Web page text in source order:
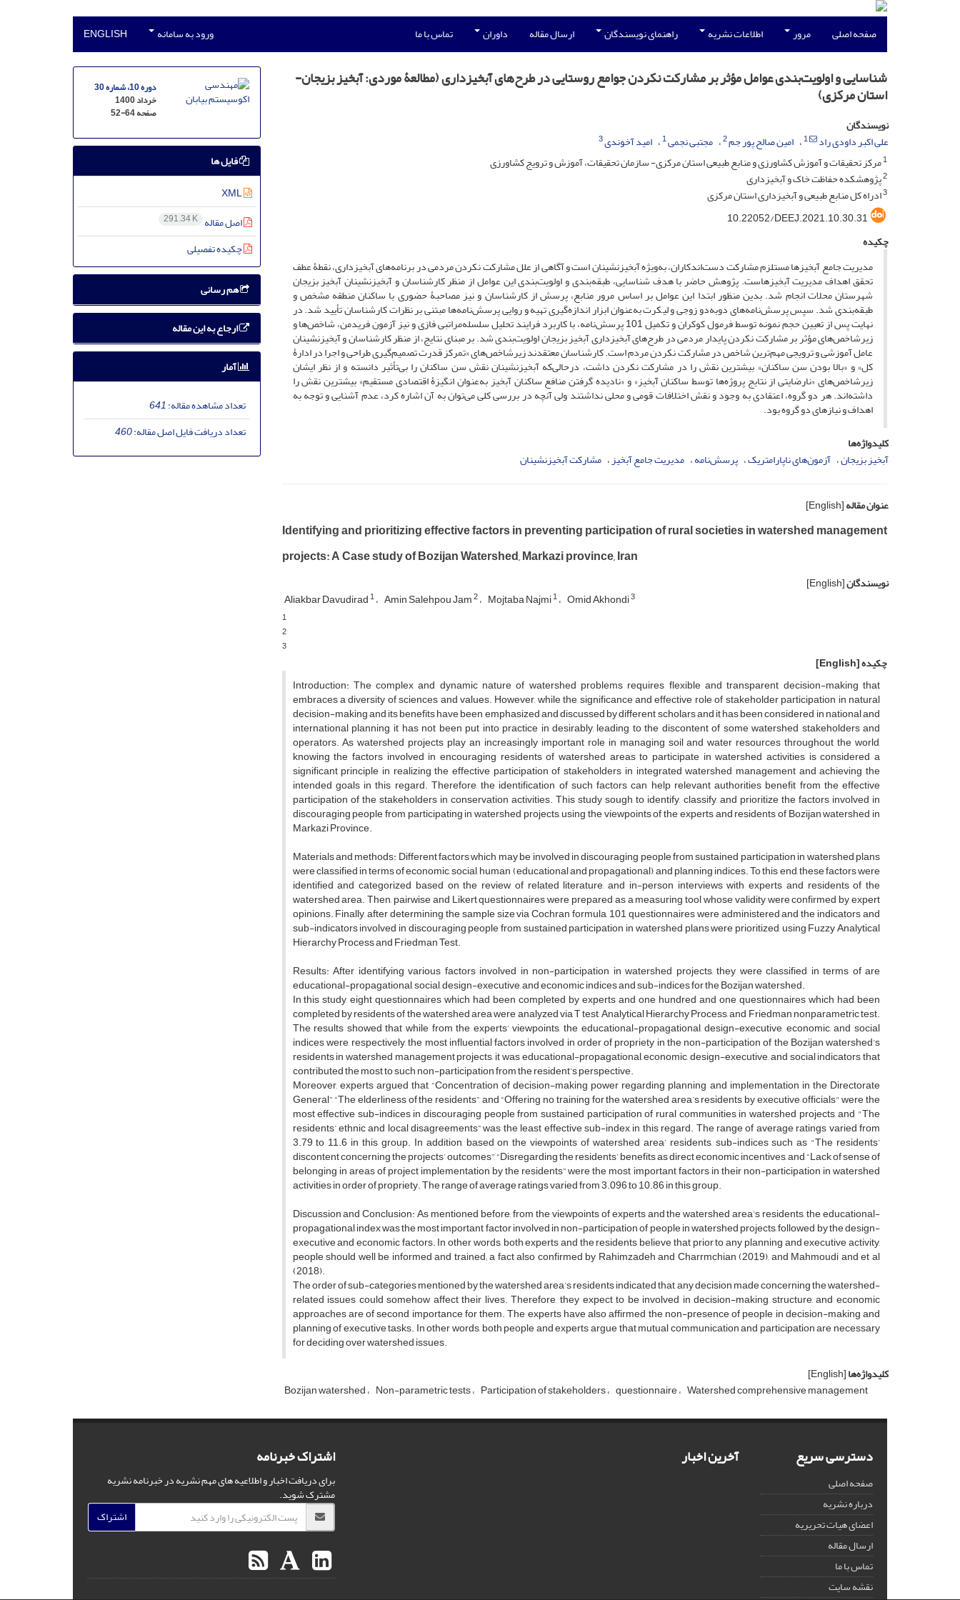
صفحه اصلی مرور اطلاعات نشریه راهنمای نویسندگان ارسال مقاله داوران تماس با ما ورود به سامانه ENGLISH
شناسایی و اولویت‌بندی عوامل مؤثر بر مشارکت نکردن جوامع روستایی در طرح‌های آبخیزداری (مطالعۀ موردی: آبخیز بزیجان-
استان مرکزی)
نویسندگان
علی اکبر داودی راد
1 امین صالح پور جم2 مجتبی نجمی1 امید آخوندی3
1مرکز تحقیقات و آموزش کشاورزی و منابع طبیعی استان مرکزی- سازمان تحقیقات، آموزش و ترویج کشاورزی
2پژوهشکده حفاظت خاک و آبخیزداری
3ادراه کل منابع طبیعی و آبخیزداری استان مرکزی
10.22052/DEEJ.2021.10.30.31
چکیده
مدیریت جامع آبخیزها مستلزم مشارکت دست‌اندکاران، به‌ویژه آبخیزنشینان است و آگاهی از علل مشارکت نکردن مردمی در برنامه‌های آبخیزداری، نقطۀ عطف
تحقق اهداف مدیریت آبخیزهاست. پژوهش حاضر با هدف شناسایی، طبقه‌بندی و اولویت‌بندی این عوامل از منظر کارشناسان و آبخیزنشینان آبخیز بزیجان
شهرستان محلات انجام شد. بدین ‌منظور ابتدا این عوامل بر اساس مرور منابع، پرسش از کارشناسان و نیز مصاحبۀ حضوری با ساکنان منطقه مشخص و
طبقه‌بندی شد. سپس پرسش‌نامه‌های دوبه‌دو زوجی و لیکرت به‌عنوان ابزار اندازه‌گیری تهیه و روایی پرسش‌نامه‌ها مبتنی بر نظرات کارشناسان تأیید شد. در
نهایت پس از تعیین حجم نمونه توسط فرمول کوکران و تکمیل 101 پرسش‌نامه‌، با کاربرد فرایند تحلیل سلسله‌مراتبی فازی و نیز آزمون فریدمن، شاخص‌ها و
زیرشاخص‌های مؤثر بر مشارکت نکردن پایدار مردمی در طرح‌های آبخیزداری آبخیز بزیجان اولویت‌بندی شد. بر مبنای نتایج، از منظر کارشناسان و آبخیزنشینان
عامل آموزشی و ترویجی مهم‌ترین شاخص در مشارکت نکردن مردم است. کارشناسان معتقدند زیرشاخص‌های «تمرکز قدرت تصمیم‌گیری طراحی و اجرا در ادارۀ
‌کل» و «بالا بودن سن ساکنان» بیشترین نقش را در مشارکت نکردن داشت، درحالی‌که آبخیزنشینان نقش سن ساکنان را بی‌تأثیر دانسته و از نظر ایشان
زیرشاخص‌های «نارضایتی از نتایج پروژه‌ها توسط ساکنان آبخیز» و «نادیده گرفتن منافع ساکنان آبخیز به‌عنوان انگیزۀ اقتصادی مستقیم» بیشترین نقش را
داشته‌اند. هر دو گروه، اعتقادی به وجود و نقش اختلافات قومی و محلی نداشتند ولی آنچه در بررسی کلی می‌توان به آن اشاره کرد، عدم آشنایی و توجه به
اهداف و نیازهای دو گروه بود.
کلیدواژه‌ها
آبخیز بزیجان آزمون‌های ناپارامتریک پرسش‌نامه مدیریت جامع آبخیز مشارکت آبخیزنشینان
عنوان مقاله[English]
Identifying and prioritizing effective factors in preventing participation of rural societies in watershed management
projects: A Case study of Bozijan Watershed, Markazi province, Iran
نویسندگان[English]
Aliakbar Davudirad1 Amin Salehpou Jam2 Mojtaba Najmi1 Omid Akhondi3
1
2
3
چکیده[English]
Introduction: The complex and dynamic nature of watershed problems requires flexible and transparent decision-making that
embraces a diversity of sciences and values. However, while the significance and effective role of stakeholder participation in natural
decision-making and its benefits have been emphasized and discussed by different scholars and it has been considered in national and
international planning, it has not been put into practice in desirably, leading to the discontent of some watershed stakeholders and
operators. As watershed projects play an increasingly important role in managing soil and water resources throughout the world,
knowing the factors involved in encouraging residents of watershed areas to participate in watershed activities is considered a
significant principle in realizing the effective participation of stakeholders in integrated watershed management and achieving the
intended goals in this regard. Therefore, the identification of such factors can help relevant authorities benefit from the effective
participation of the stakeholders in conservation activities. This study sough to identify, classify, and prioritize the factors involved in
discouraging people from participating in watershed projects, using the viewpoints of the experts and residents of Bozijan watershed in
Markazi Province.
Materials and methods: Different factors which may be involved in discouraging people from sustained participation in watershed plans
were classified in terms of economic, social, human (educational and propagational), and planning indices. To this end, these factors were
identified and categorized based on the review of related literature, and in-person interviews with experts and residents of the
watershed area. Then, pairwise and Likert questionnaires were prepared as a measuring tool whose validity were confirmed by expert
opinions. Finally, after determining the sample size via Cochran formula, 101 questionnaires were administered and the indicators and
sub-indicators involved in discouraging people from sustained participation in watershed plans were prioritized, using Fuzzy Analytical
Hierarchy Process and Friedman Test.
Results: After identifying various factors involved in non-participation in watershed projects, they were classified in terms of are
educational-propagational, social, design-executive, and economic indices and sub-indices for the Bozijan watershed.
In this study, eight questionnaires which had been completed by experts and one hundred and one questionnaires which had been
completed by residents of the watershed area were analyzed via T test, Analytical Hierarchy Process, and Friedman nonparametric test.
The results showed that while from the experts’ viewpoints, the educational-propagational, design-executive, economic, and social
indices were, respectively, the most influential factors involved in order of propriety in the non-participation of the Bozijan watershed’s
residents in watershed management projects, it was educational-propagational, economic, design-executive, and social indicators that
contributed the most to such non-participation from the resident’s perspective.
Moreover, experts argued that “Concentration of decision-making power regarding planning and implementation in the Directorate
General”, “The elderliness of the residents”, and “Offering no training for the watershed area’s residents by executive officials" were the
most effective sub-indices in discouraging people from sustained participation of rural communities in watershed projects, and "The
residents’ ethnic and local disagreements” was the least effective sub-index in this regard. The range of average ratings varied from
3.79 to 11.6 in this group. In addition, based on the viewpoints of watershed area’ residents, sub-indices such as "The residents’
discontent concerning the projects’ outcomes”, “Disregarding the residents’ benefits as direct economic incentives, and “Lack of sense of
belonging in areas of project implementation by the residents” were the most important factors in their non-participation in watershed
activities in order of propriety. The range of average ratings varied from 3.096 to 10.86 in this group.
Discussion and Conclusion: As mentioned before, from the viewpoints of experts and the watershed area’s residents, the educational-
propagational index was the most important factor involved in non-participation of people in watershed projects, followed by the design-
executive and economic factors. In other words, both experts and the residents believe that prior to any planning and executive activity,
people should well be informed and trained; a fact also confirmed by Rahimzadeh and Charrmchian (2019), and Mahmoudi and et al
(2018).
The order of sub-categories mentioned by the watershed area’s residents indicated that any decision made concerning the watershed-
related issues could somehow affect their lives. Therefore, they expect to be involved in decision-making structure, and economic
approaches are of second importance for them. The experts have also affirmed the non-presence of people in decision-making and
planning of executive tasks. In other words, both people and experts argue that mutual communication and participation are necessary
for deciding over watershed issues.
کلیدواژه‌ها[English]
Bozijan watershed Non-parametric tests Participation of stakeholders questionnaire Watershed comprehensive management
دوره 10، شماره 30
خرداد 1400
صفحه52-64
فایل ها
XML
اصل مقاله 291.34 K
چکیده تفصیلی
هم رسانی
ارجاع به این مقاله
آمار
تعداد مشاهده مقاله:641
تعداد دریافت فایل اصل مقاله:460
دسترسی سریع
صفحه اصلی
درباره نشریه
اعضای هیات تحریریه
ارسال مقاله
تماس با ما
نقشه سایت
آخرین اخبار اشتراک خبرنامه
برای دریافت اخبار و اطلاعیه های مهم نشریه در خبرنامه نشریه
مشترک شوید.
اشتراک